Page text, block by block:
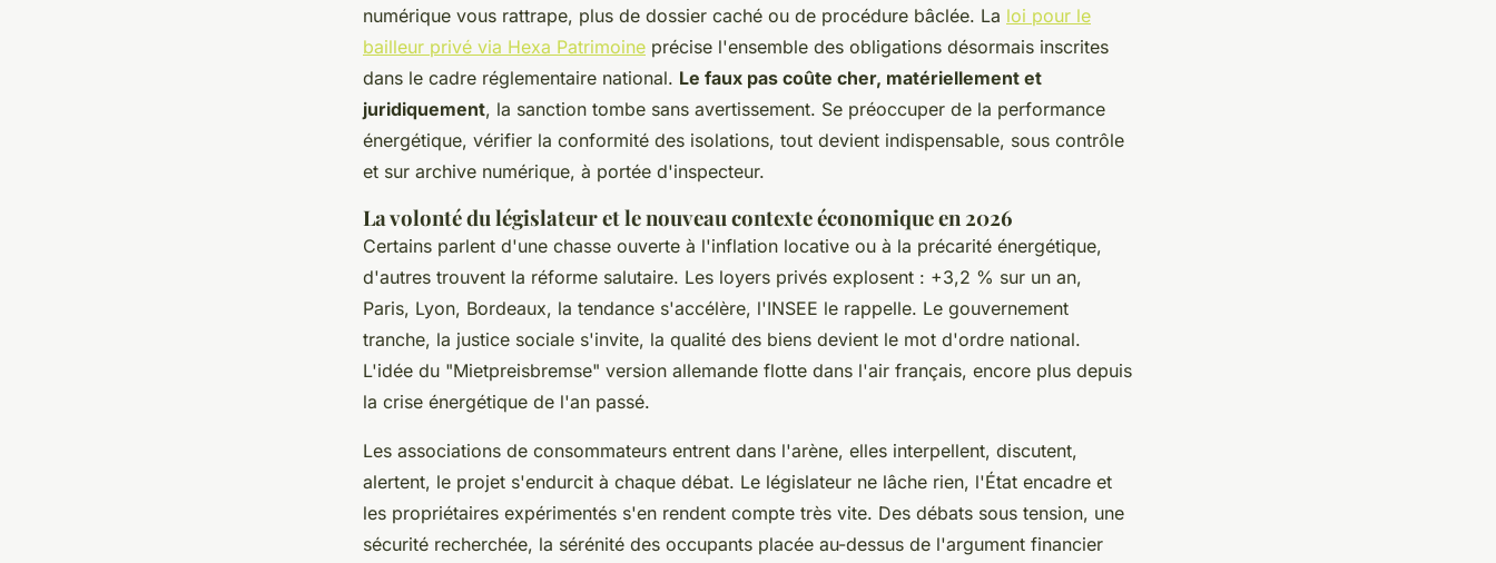
numérique vous rattrape, plus de dossier caché ou de procédure bâclée. La loi pour le
bailleur privé via Hexa Patrimoine précise l'ensemble des obligations désormais inscrites
dans le cadre réglementaire national. Le faux pas coûte cher, matériellement et
juridiquement, la sanction tombe sans avertissement. Se préoccuper de la performance
énergétique, vérifier la conformité des isolations, tout devient indispensable, sous contrôle
et sur archive numérique, à portée d'inspecteur.
La volonté du législateur et le nouveau contexte économique en 2026
Certains parlent d'une chasse ouverte à l'inflation locative ou à la précarité énergétique,
d'autres trouvent la réforme salutaire. Les loyers privés explosent : +3,2 % sur un an,
Paris, Lyon, Bordeaux, la tendance s'accélère, l'INSEE le rappelle. Le gouvernement
tranche, la justice sociale s'invite, la qualité des biens devient le mot d'ordre national.
L'idée du "Mietpreisbremse" version allemande flotte dans l'air français, encore plus depuis
la crise énergétique de l'an passé.
Les associations de consommateurs entrent dans l'arène, elles interpellent, discutent,
alertent, le projet s'endurcit à chaque débat. Le législateur ne lâche rien, l'État encadre et
les propriétaires expérimentés s'en rendent compte très vite. Des débats sous tension, une
sécurité recherchée, la sérénité des occupants placée au-dessus de l'argument financier